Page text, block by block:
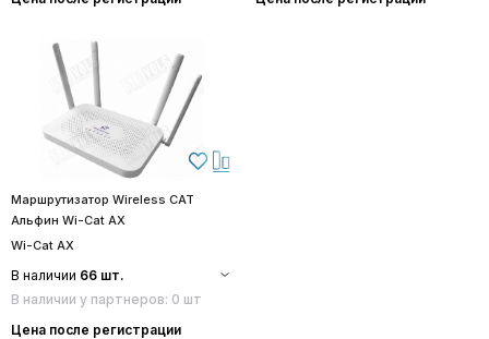
Маршрутизатор Wireless CAT
Альфин Wi-Cat AX
Wi-Cat AX
В наличии 66 шт.
В наличии у партнеров: 0 шт
Цена после регистрации